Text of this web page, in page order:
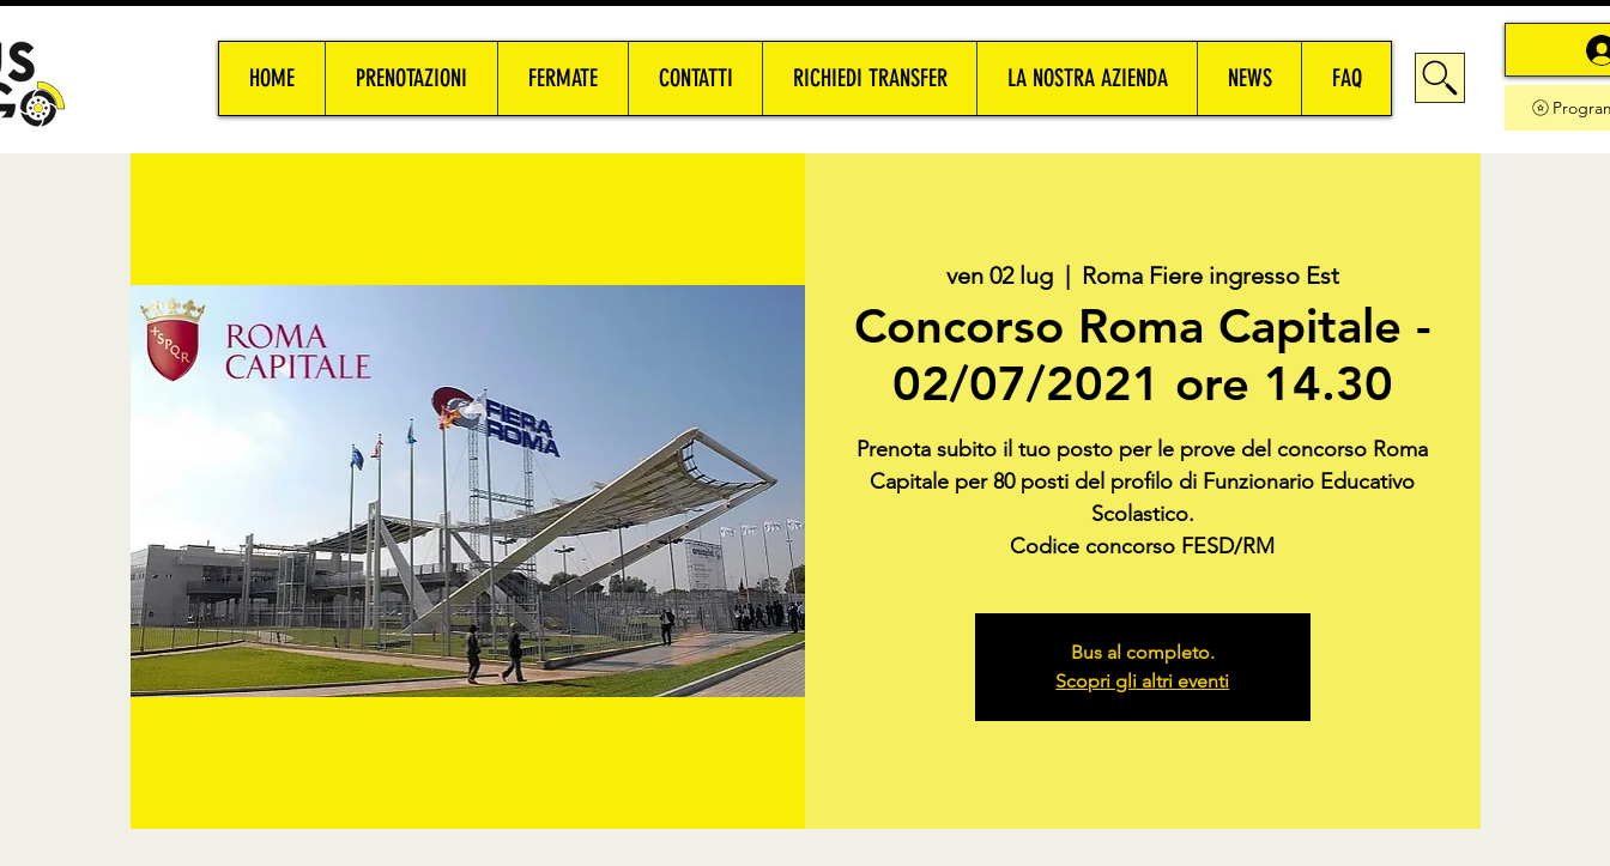
HOME PRENOTAZIONI FERMATE CONTATTI RICHIEDI TRANSFER LA NOSTRA AZIENDA NEWS FAQ
ven 02 lug
  |
Roma Fiere ingresso Est
Concorso Roma Capitale -
02/07/2021 ore 14.30
Prenota subito il tuo posto per le prove del concorso Roma
Capitale per 80 posti del profilo di Funzionario Educativo
Scolastico.
Codice concorso FESD/RM
Bus al completo.
Scopri gli altri eventi